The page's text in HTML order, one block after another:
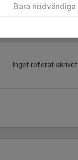
Inget referat skrivet
Bara nödvändiga